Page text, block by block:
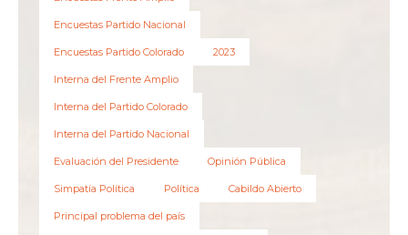
Encuestas Partido Nacional
Encuestas Partido Colorado 2023
Interna del Frente Amplio
Interna del Partido Colorado
Interna del Partido Nacional
Evaluación del Presidente Opinión Pública
Simpatía Política Política Cabildo Abierto
Principal problema del país